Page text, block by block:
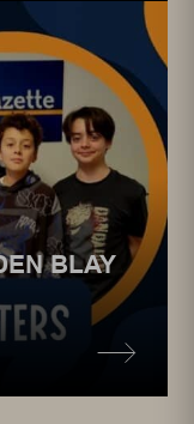
BLAY